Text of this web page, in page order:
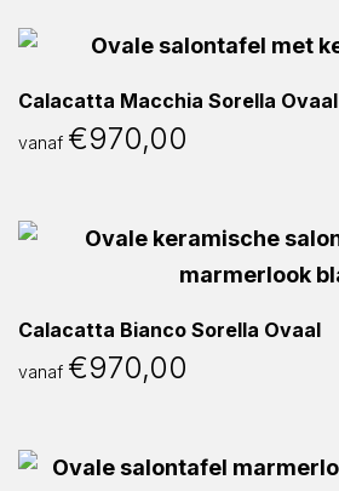
Calacatta Macchia Sorella Ovaal
vanaf €970,00
Calacatta Bianco Sorella Ovaal
vanaf €970,00